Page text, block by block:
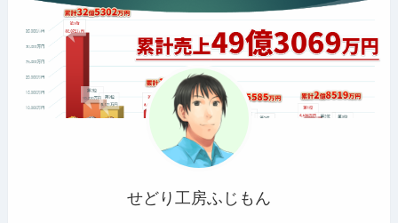
せどり工房ふじもん